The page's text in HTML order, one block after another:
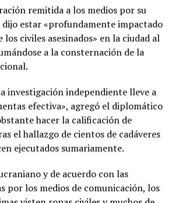
remitida a los medios por su
estar «profundamente impactado
los civiles asesinados» en la ciudad al
a la consternación de la
investigación independiente lleve a
efectiva», agregó el diplomático
hacer la calificación de
el hallazgo de cientos de cadáveres
ejecutados sumariamente.
y de acuerdo con las
por los medios de comunicación, los